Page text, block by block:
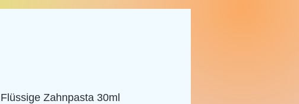
Flüssige Zahnpasta 30ml